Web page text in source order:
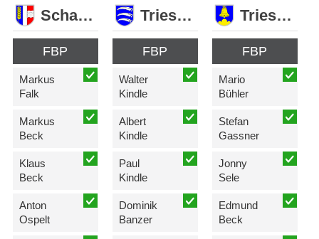
Schaan
FBP
Markus
Falk
Markus
Beck
Klaus
Beck
Anton
Ospelt
Triesen
FBP
Walter
Kindle
Albert
Kindle
Paul
Kindle
Dominik
Banzer
Triesenberg
FBP
Mario
Bühler
Stefan
Gassner
Jonny
Sele
Edmund
Beck